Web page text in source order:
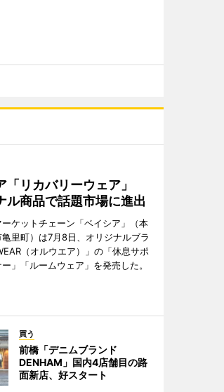
「リカバリーウェア」
ル商品で話題市場に進出
ーケットチェーン「ベイシア」（本
里町）は7月8日、オリジナルブラ
（オルウエア）」の「休息サポ
」「ルームウェア」を発売した。
買う
前橋「デニムブランド
DENHAM」国内4店舗目の路
面新店、好スタート